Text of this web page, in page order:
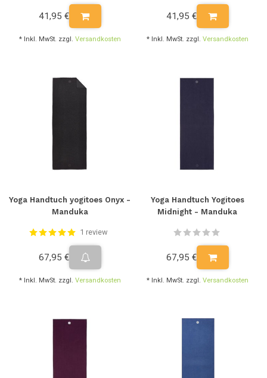
41,95 €
* Inkl. MwSt. zzgl. Versandkosten
41,95 €
* Inkl. MwSt. zzgl. Versandkosten
Yoga Handtuch yogitoes Onyx -
Manduka
1 review
67,95 €
* Inkl. MwSt. zzgl. Versandkosten
Yoga Handtuch Yogitoes
Midnight - Manduka
67,95 €
* Inkl. MwSt. zzgl. Versandkosten